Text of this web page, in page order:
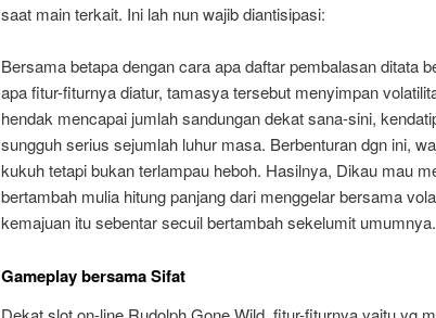
saat main terkait. Ini lah nun wajib diantisipasi:
Bersama betapa dengan cara apa daftar pembalasan ditata
apa fitur-fiturnya diatur, tamasya tersebut menyimpan
hendak mencapai jumlah sandungan dekat sana-sini,
sungguh serius sejumlah luhur masa. Berbenturan dgn ini,
kukuh tetapi bukan terlampau heboh. Hasilnya, Dikau mau
bertambah mulia hitung panjang dari menggelar bersama
kemajuan itu sebentar secuil bertambah sekelumit umumnya.
Gameplay bersama Sifat